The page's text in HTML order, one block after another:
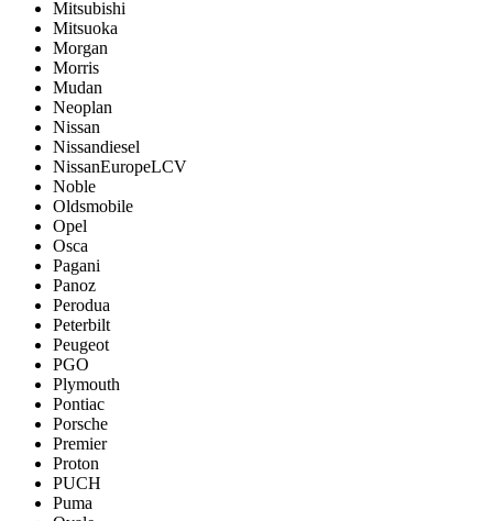
Mitsubishi
Mitsuoka
Morgan
Morris
Mudan
Neoplan
Nissan
Nissandiesel
NissanEuropeLCV
Noble
Oldsmobile
Opel
Osca
Pagani
Panoz
Perodua
Peterbilt
Peugeot
PGO
Plymouth
Pontiac
Porsche
Premier
Proton
PUCH
Puma